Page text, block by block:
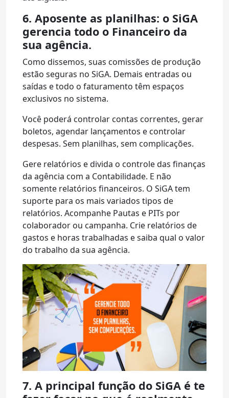
6. Aposente as planilhas: o SiGA
gerencia todo o Financeiro da
sua agência.
Como dissemos, suas comissões de produção
estão seguras no SiGA. Demais entradas ou
saídas e todo o faturamento têm espaços
exclusivos no sistema.
Você poderá controlar contas correntes, gerar
boletos, agendar lançamentos e controlar
despesas. Sem planilhas, sem complicações.
Gere relatórios e divida o controle das finanças
da agência com a Contabilidade. E não
somente relatórios financeiros. O SiGA tem
suporte para os mais variados tipos de
relatórios. Acompanhe Pautas e PITs por
colaborador ou campanha. Crie relatórios de
gastos e horas trabalhadas e saiba qual o valor
do trabalho da sua agência.
7. A principal função do SiGA é te